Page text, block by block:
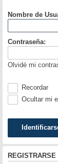
Nombre de
Contraseña:
Olvidé mi
Recordar
Ocultar mi
REGISTRARSE